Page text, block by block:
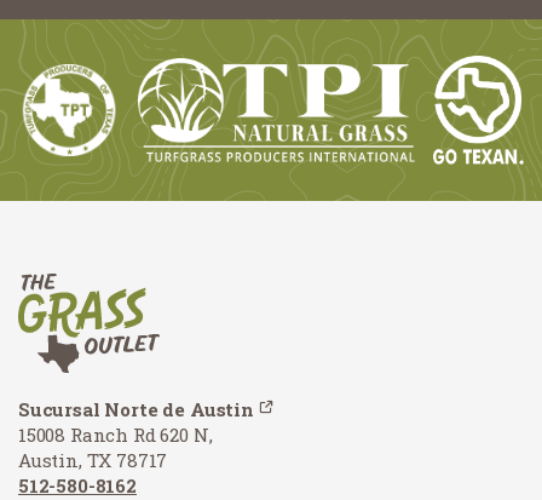
Sucursal Norte de Austin
15008 Ranch Rd 620 N,
Austin, TX 78717
512-580-8162